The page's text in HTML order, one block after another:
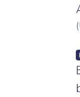
(